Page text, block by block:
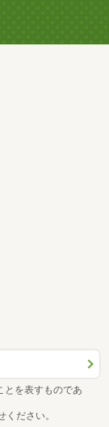
とを表すものであ
ださい。